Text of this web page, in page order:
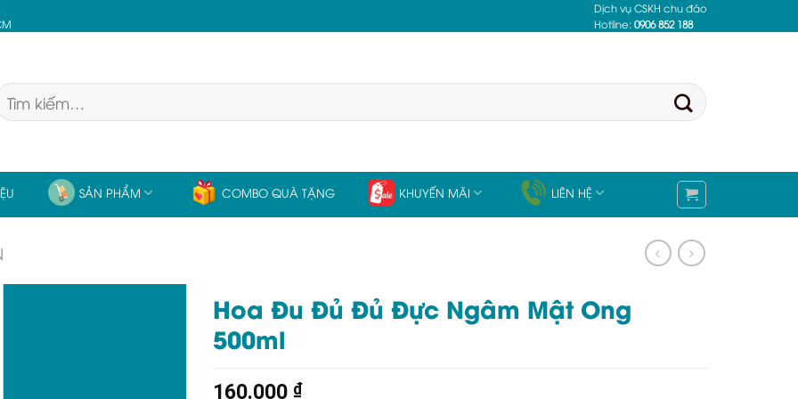
Dịch vụ CSKH chu đáo
Hotline: 0906 852 188
SẢN PHẨM COMBO QUÀ TẶNG KHUYẾN MÃI LIÊN HỆ
Hoa Đu Đủ Đủ Đực Ngâm Mật Ong
500ml
160.000 ₫